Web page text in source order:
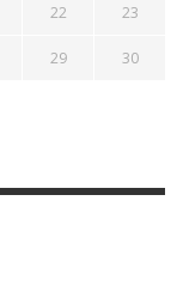
22 23
29 30